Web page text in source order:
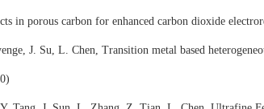
in porous carbon for enhanced carbon dioxide
J. Su, L. Chen, Transition metal based